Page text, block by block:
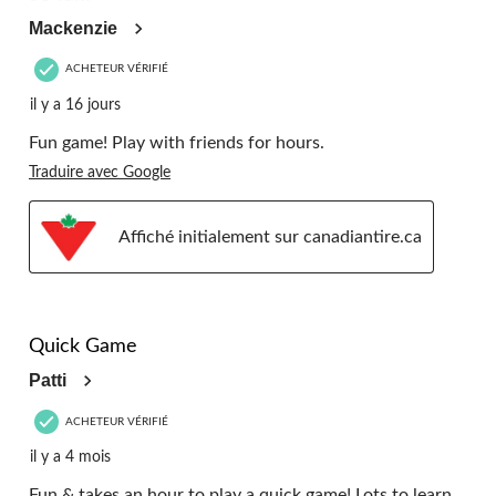
Mackenzie
ACHETEUR VÉRIFIÉ
il y a 16 jours
Fun game! Play with friends for hours.
Traduire avec Google
Affiché initialement sur canadiantire.ca
Quick Game
Patti
ACHETEUR VÉRIFIÉ
il y a 4 mois